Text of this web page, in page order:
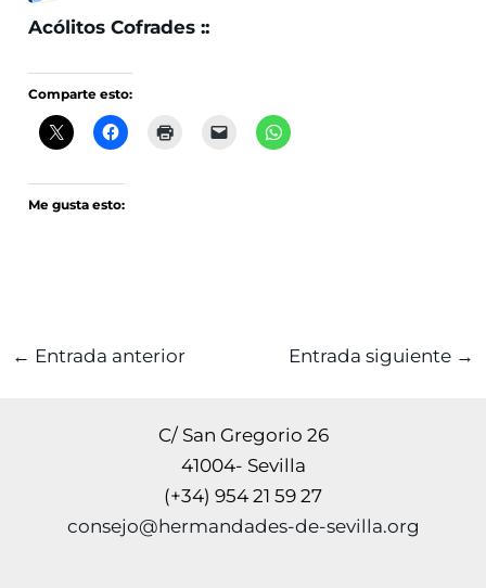
Acólitos Cofrades ::
Comparte esto:
Me gusta esto:
← Entrada anterior Entrada siguiente →
C/ San Gregorio 26
41004- Sevilla
(+34) 954 21 59 27
consejo@hermandades-de-sevilla.org